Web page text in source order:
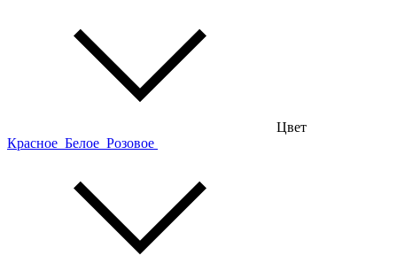
Цвет
Красное Белое Розовое